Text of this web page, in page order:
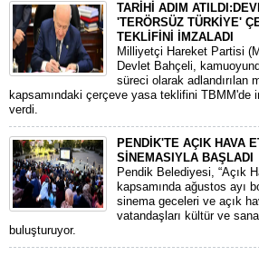
TARİHİ ADIM
'TERÖRSÜZ TÜRKİYE'
TEKLİFİNİ İMZALADI
​Milliyetçi Hareket Partisi
Devlet Bahçeli,
süreci olarak adlandırılan
kapsamındaki çerçeve yasa teklifini TBMM'de
verdi.
PENDİK'TE AÇIK HAVA
SİNEMASIYLA BAŞLADI
Pendik Belediyesi, “Açık
kapsamında ağustos ayı
sinema geceleri ve açık
vatandaşları kültür ve
buluşturuyor.